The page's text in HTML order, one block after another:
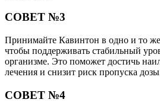
СОВЕТ №3
Принимайте Кавинтон в одно и то
чтобы поддерживать стабильный
организме. Это поможет достичь
лечения и снизит риск пропуска
СОВЕТ №4